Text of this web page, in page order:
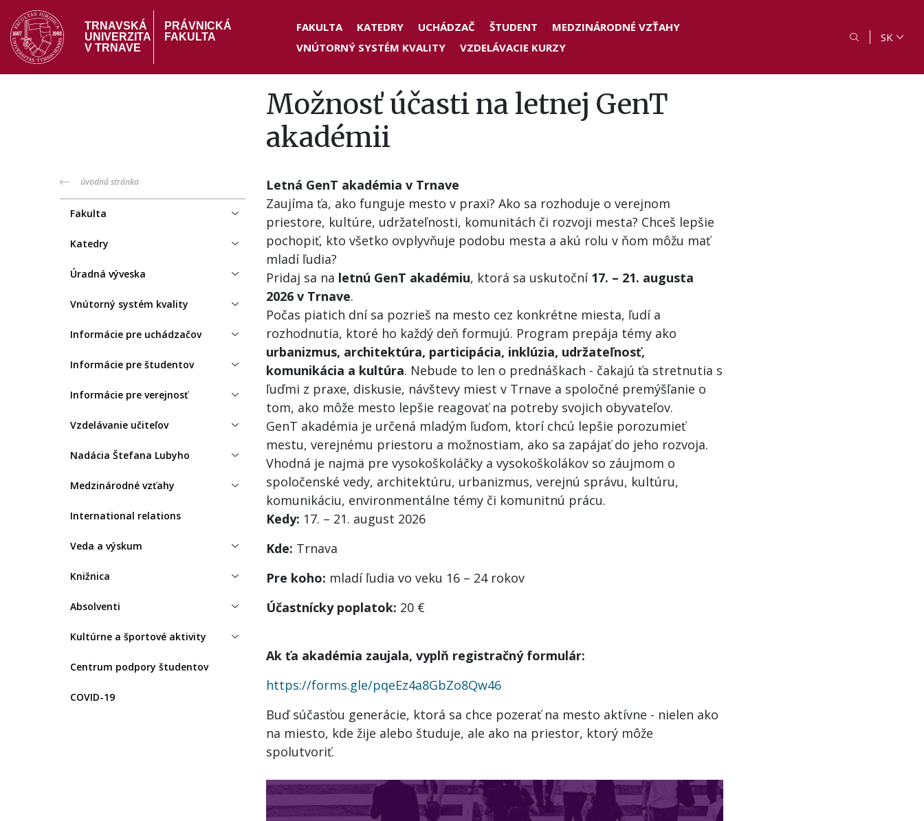
Skočiť
na
hlavný
obsah
TRNAVSKÁ
UNIVERZITA
V TRNAVE
PRÁVNICKÁ
FAKULTA
Header
menu
FAKULTA KATEDRY UCHÁDZAČ ŠTUDENT
MEDZINÁRODNÉ VZŤAHY
VNÚTORNÝ SYSTÉM KVALITY
VZDELÁVACIE KURZY
SK
Možnosť účasti na letnej GenT
akadémii
PF
menu
úvodná stránka
Fakulta
Katedry
Úradná výveska
Vnútorný systém kvality
Informácie pre uchádzačov
Informácie pre študentov
Informácie pre verejnosť
Vzdelávanie učiteľov
Nadácia Štefana Lubyho
Medzinárodné vzťahy
International relations
Veda a výskum
Knižnica
Absolventi
Kultúrne a športové aktivity
Centrum podpory študentov
COVID-19
Letná GenT akadémia v Trnave
Zaujíma ťa, ako funguje mesto v praxi? Ako sa rozhoduje o verejnom
priestore, kultúre, udržateľnosti, komunitách či rozvoji mesta? Chceš lepšie
pochopiť, kto všetko ovplyvňuje podobu mesta a akú rolu v ňom môžu mať
mladí ľudia?
Pridaj sa na letnú GenT akadémiu, ktorá sa uskutoční 17. – 21. augusta
2026 v Trnave.
Počas piatich dní sa pozrieš na mesto cez konkrétne miesta, ľudí a
rozhodnutia, ktoré ho každý deň formujú. Program prepája témy ako
urbanizmus, architektúra, participácia, inklúzia, udržateľnosť,
komunikácia a kultúra. Nebude to len o prednáškach - čakajú ťa stretnutia s
ľuďmi z praxe, diskusie, návštevy miest v Trnave a spoločné premýšľanie o
tom, ako môže mesto lepšie reagovať na potreby svojich obyvateľov.
GenT akadémia je určená mladým ľuďom, ktorí chcú lepšie porozumieť
mestu, verejnému priestoru a možnostiam, ako sa zapájať do jeho rozvoja.
Vhodná je najmä pre vysokoškoláčky a vysokoškolákov so záujmom o
spoločenské vedy, architektúru, urbanizmus, verejnú správu, kultúru,
komunikáciu, environmentálne témy či komunitnú prácu.
Kedy: 17. – 21. august 2026
Kde: Trnava
Pre koho: mladí ľudia vo veku 16 – 24 rokov
Účastnícky poplatok: 20 €
Ak ťa akadémia zaujala, vyplň registračný formulár:
https://forms.gle/pqeEz4a8GbZo8Qw46
Buď súčasťou generácie, ktorá sa chce pozerať na mesto aktívne - nielen ako
na miesto, kde žije alebo študuje, ale ako na priestor, ktorý môže
spolutvoriť.